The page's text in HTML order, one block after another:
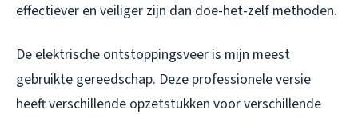
effectiever en veiliger zijn dan doe-het-zelf methoden.
De elektrische ontstoppingsveer is mijn meest
gebruikte gereedschap. Deze professionele versie
heeft verschillende opzetstukken voor verschillende